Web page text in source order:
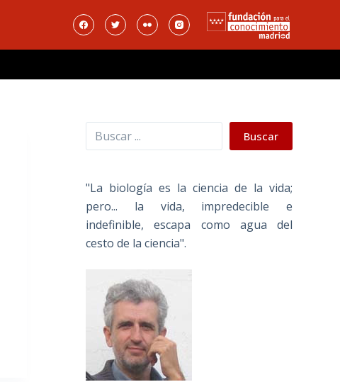
Buscar Buscar
"La biología es la ciencia de la vida;
pero... la vida, impredecible e
indefinible, escapa como agua del
cesto de la ciencia".